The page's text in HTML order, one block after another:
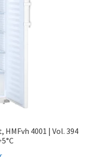
4001 | Vol. 394